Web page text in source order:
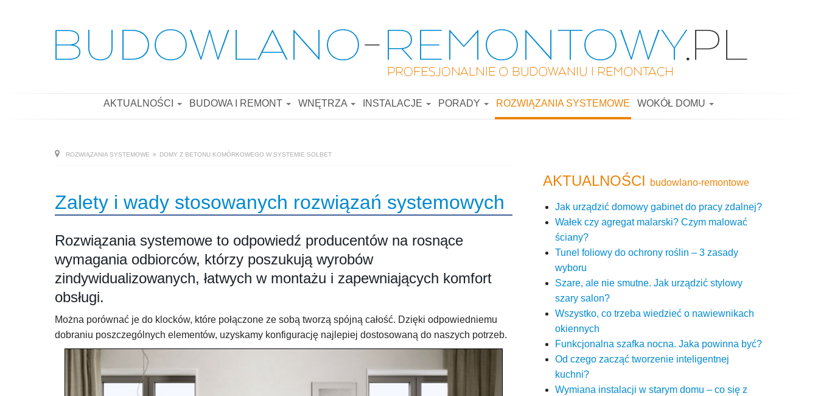
AKTUALNOŚCI BUDOWA I REMONT WNĘTRZA INSTALACJE PORADY ROZWIĄZANIA SYSTEMOWE WOKÓŁ DOMU
ROZWIĄZANIA SYSTEMOWE DOMY Z BETONU KOMÓRKOWEGO W SYSTEMIE SOLBET
Zalety i wady stosowanych rozwiązań systemowych
Rozwiązania systemowe to odpowiedź producentów na rosnące
wymagania odbiorców, którzy poszukują wyrobów
zindywidualizowanych, łatwych w montażu i zapewniających komfort
obsługi.
Można porównać je do klocków, które połączone ze sobą tworzą spójną całość. Dzięki odpowiedniemu
dobraniu poszczególnych elementów, uzyskamy konfigurację najlepiej dostosowaną do naszych potrzeb.
AKTUALNOŚCI budowlano-remontowe
Jak urządzić domowy gabinet do pracy zdalnej?
Wałek czy agregat malarski? Czym malować
ściany?
Tunel foliowy do ochrony roślin – 3 zasady
wyboru
Szare, ale nie smutne. Jak urządzić stylowy
szary salon?
Wszystko, co trzeba wiedzieć o nawiewnikach
okiennych
Funkcjonalna szafka nocna. Jaka powinna być?
Od czego zacząć tworzenie inteligentnej
kuchni?
Wymiana instalacji w starym domu – co się z